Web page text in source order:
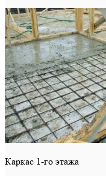
Каркас 1-го этажа